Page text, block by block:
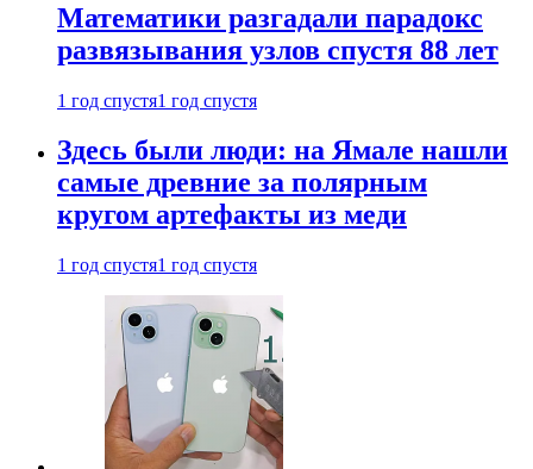
Математики разгадали парадокс
развязывания узлов спустя 88 лет
1 год спустя1 год спустя
Здесь были люди: на Ямале нашли
самые древние за полярным
кругом артефакты из меди
1 год спустя1 год спустя